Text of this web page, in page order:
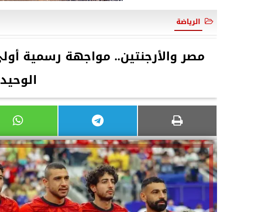
الرياضة
الوحيد